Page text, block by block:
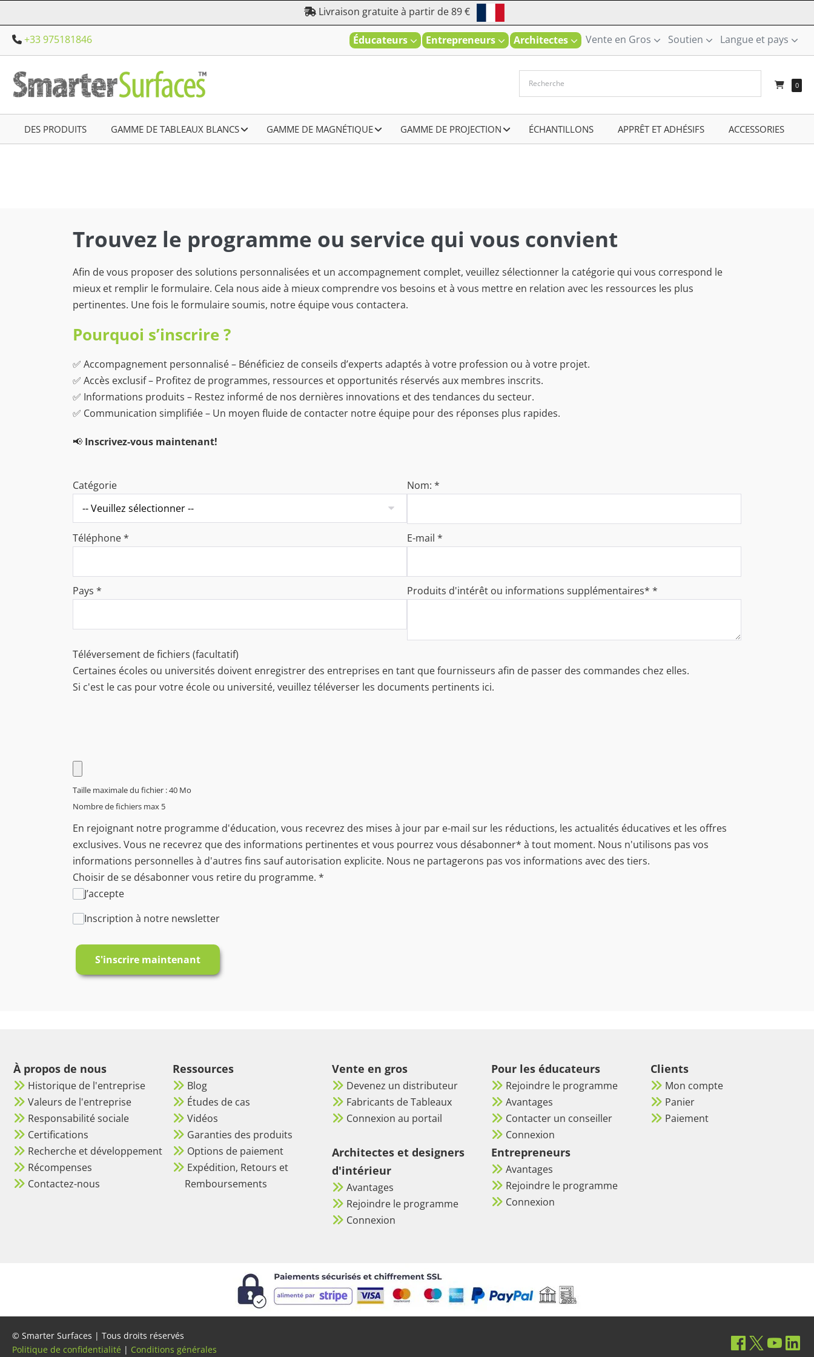
au
contenu
Livraison gratuite à partir de 89 €
Éducateurs Entrepreneurs Architectes Vente en Gros Soutien Langue et pays
+33 975181846
0
DES PRODUITS GAMME DE TABLEAUX BLANCS– GAMME DE MAGNÉTIQUE– GAMME DE PROJECTION – ÉCHANTILLONS APPRÊT ET ADHÉSIFS ACCESSORIES
Trouvez le programme ou service qui vous convient
Afin de vous proposer des solutions personnalisées et un accompagnement complet, veuillez sélectionner la catégorie qui vous correspond le
mieux et remplir le formulaire. Cela nous aide à mieux comprendre vos besoins et à vous mettre en relation avec les ressources les plus
pertinentes. Une fois le formulaire soumis, notre équipe vous contactera.
Pourquoi s’inscrire ?
✅ Accompagnement personnalisé – Bénéficiez de conseils d’experts adaptés à votre profession ou à votre projet.
✅ Accès exclusif – Profitez de programmes, ressources et opportunités réservés aux membres inscrits.
✅ Informations produits – Restez informé de nos dernières innovations et des tendances du secteur.
✅ Communication simplifiée – Un moyen fluide de contacter notre équipe pour des réponses plus rapides.
📢 Inscrivez-vous maintenant!
Catégorie Nom: *
Téléphone*
Pays *
E-mail *
Produits d'intérêt ou informations supplémentaires* *
Téléversement de fichiers (facultatif)
Certaines écoles ou universités doivent enregistrer des entreprises en tant que fournisseurs afin de passer des commandes chez elles.
Si c'est le cas pour votre école ou université, veuillez téléverser les documents pertinents ici.
Taille maximale du fichier : 40 Mo
Nombre de fichiers max 5
En rejoignant notre programme d'éducation, vous recevrez des mises à jour par e-mail sur les réductions, les actualités éducatives et les offres
exclusives. Vous ne recevrez que des informations pertinentes et vous pourrez vous désabonner* à tout moment. Nous n'utilisons pas vos
informations personnelles à d'autres fins sauf autorisation explicite. Nous ne partagerons pas vos informations avec des tiers.
Choisir de se désabonner vous retire du programme. *
J’accepte
Inscription à notre newsletter
S'inscrire maintenant
À propos de nous
Historique de l'entreprise
Valeurs de l'entreprise
Responsabilité sociale
Certifications
Recherche et développement
Récompenses
Contactez-nous
Ressources
Blog
Études de cas
Vidéos
Garanties des produits
Options de paiement
Expédition, Retours et
Remboursements
Vente en gros
Devenez un distributeur
Fabricants de Tableaux
Connexion au portail
Architectes et designers
d'intérieur
Avantages
Rejoindre le programme
Connexion
Pour les éducateurs
Rejoindre le programme
Avantages
Contacter un conseiller
Connexion
Entrepreneurs
Avantages
Rejoindre le programme
Connexion
Clients
Mon compte
Panier
Paiement
© Smarter Surfaces | Tous droits réservés
Politique de confidentialité | Conditions générales